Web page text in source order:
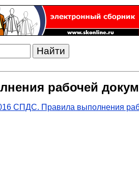
рабочей
СПДС. Правила выполнения